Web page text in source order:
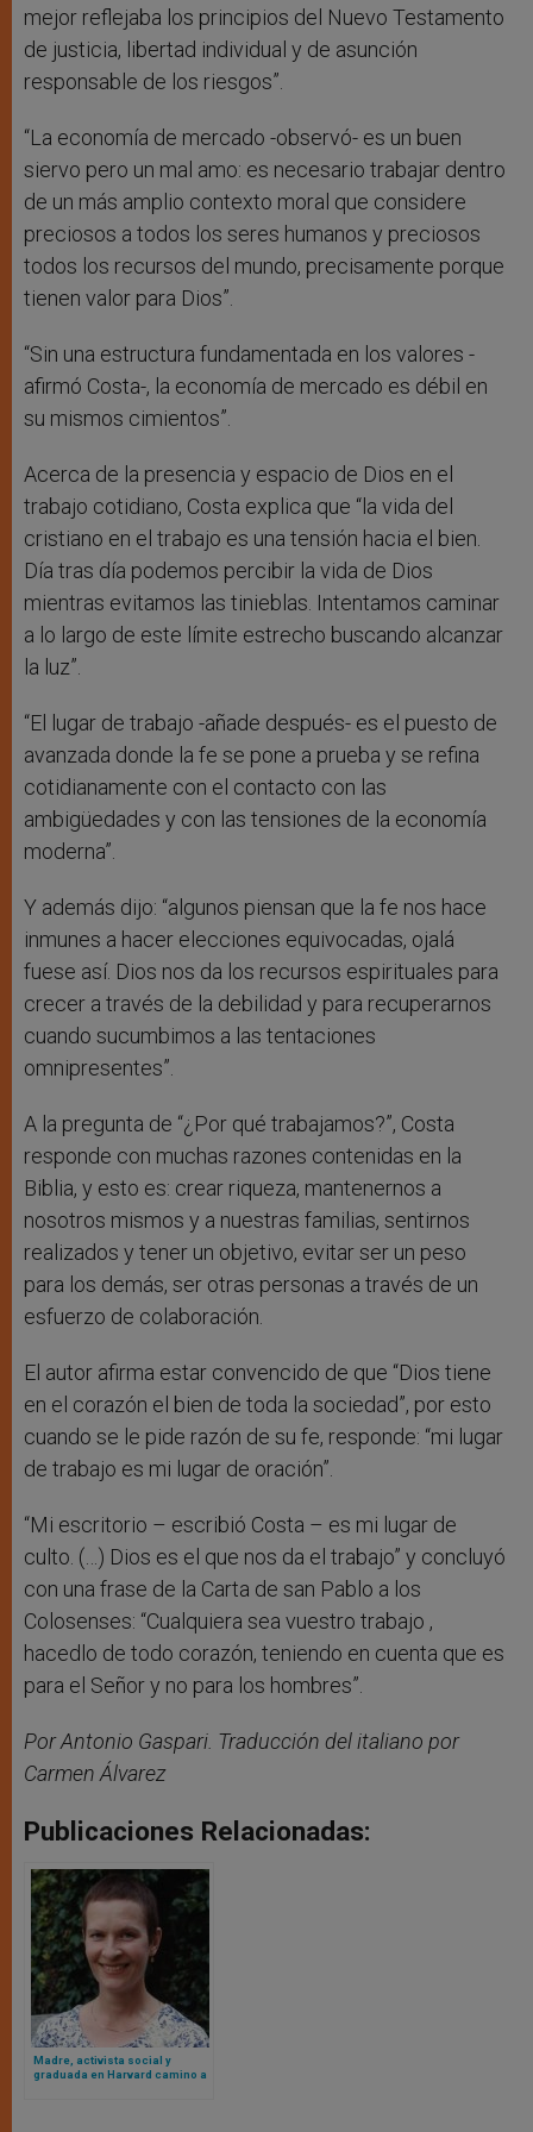
mejor reflejaba los principios del Nuevo Testamento
de justicia, libertad individual y de asunción
responsable de los riesgos”.
“La economía de mercado -observó- es un buen
siervo pero un mal amo: es necesario trabajar dentro
de un más amplio contexto moral que considere
preciosos a todos los seres humanos y preciosos
todos los recursos del mundo, precisamente porque
tienen valor para Dios”.
“Sin una estructura fundamentada en los valores -
afirmó Costa-, la economía de mercado es débil en
su mismos cimientos”.
Acerca de la presencia y espacio de Dios en el
trabajo cotidiano, Costa explica que “la vida del
cristiano en el trabajo es una tensión hacia el bien.
Día tras día podemos percibir la vida de Dios
mientras evitamos las tinieblas. Intentamos caminar
a lo largo de este límite estrecho buscando alcanzar
la luz”.
“El lugar de trabajo -añade después- es el puesto de
avanzada donde la fe se pone a prueba y se refina
cotidianamente con el contacto con las
ambigüedades y con las tensiones de la economía
moderna”.
Y además dijo: “algunos piensan que la fe nos hace
inmunes a hacer elecciones equivocadas, ojalá
fuese así. Dios nos da los recursos espirituales para
crecer a través de la debilidad y para recuperarnos
cuando sucumbimos a las tentaciones
omnipresentes”.
A la pregunta de “¿Por qué trabajamos?”, Costa
responde con muchas razones contenidas en la
Biblia, y esto es: crear riqueza, mantenernos a
nosotros mismos y a nuestras familias, sentirnos
realizados y tener un objetivo, evitar ser un peso
para los demás, ser otras personas a través de un
esfuerzo de colaboración.
El autor afirma estar convencido de que “Dios tiene
en el corazón el bien de toda la sociedad”, por esto
cuando se le pide razón de su fe, responde: “mi lugar
de trabajo es mi lugar de oración”.
“Mi escritorio – escribió Costa – es mi lugar de
culto. (…) Dios es el que nos da el trabajo” y concluyó
con una frase de la Carta de san Pablo a los
Colosenses: “Cualquiera sea vuestro trabajo ,
hacedlo de todo corazón, teniendo en cuenta que es
para el Señor y no para los hombres”.
Por Antonio Gaspari. Traducción del italiano por
Carmen Álvarez
Publicaciones Relacionadas:
Madre, activista social y
graduada en Harvard camino a